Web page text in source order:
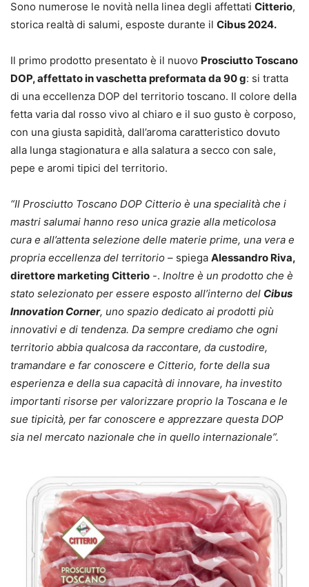
Sono numerose le novità nella linea degli affettati Citterio,
storica realtà di salumi, esposte durante il Cibus 2024.
Il primo prodotto presentato è il nuovo Prosciutto Toscano
DOP, affettato in vaschetta preformata da 90 g: si tratta
di una eccellenza DOP del territorio toscano. Il colore della
fetta varia dal rosso vivo al chiaro e il suo gusto è corposo,
con una giusta sapidità, dall’aroma caratteristico dovuto
alla lunga stagionatura e alla salatura a secco con sale,
pepe e aromi tipici del territorio.
“Il Prosciutto Toscano DOP Citterio è una specialità che i
mastri salumai hanno reso unica grazie alla meticolosa
cura e all’attenta selezione delle materie prime, una vera e
propria eccellenza del territorio – spiega Alessandro Riva,
direttore marketing Citterio -. Inoltre è un prodotto che è
stato selezionato per essere esposto all’interno del Cibus
Innovation Corner, uno spazio dedicato ai prodotti più
innovativi e di tendenza. Da sempre crediamo che ogni
territorio abbia qualcosa da raccontare, da custodire,
tramandare e far conoscere e Citterio, forte della sua
esperienza e della sua capacità di innovare, ha investito
importanti risorse per valorizzare proprio la Toscana e le
sue tipicità, per far conoscere e apprezzare questa DOP
sia nel mercato nazionale che in quello internazionale”.